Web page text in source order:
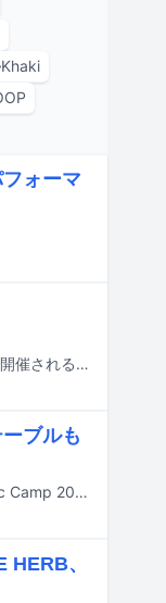
Khaki
ォーマ
ライブイベント「BOY presents “KID” 12」が8月10日深夜に東京・渋谷CLUB QUATTROで開催される。
ブルも
9月19、20日に群馬・水上高原リゾート200で開催されるキャンプイベント「New Acoustic Camp 2026 ～わらう、うたう、たべる、ねっころがる。～」の第5弾出演アーティストが発表された。
、